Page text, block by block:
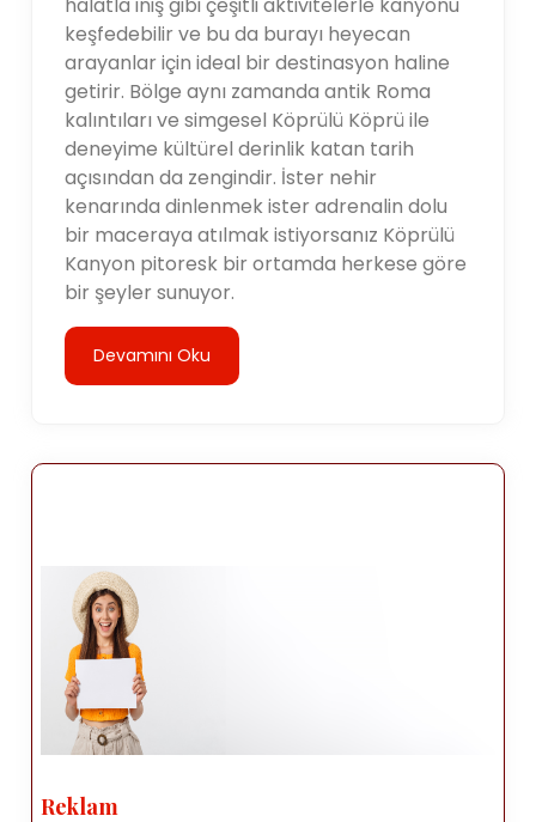
keşfedebilir ve bu da burayı heyecan
arayanlar için ideal bir destinasyon haline
getirir. Bölge aynı zamanda antik Roma
kalıntıları ve simgesel Köprülü Köprü ile
deneyime kültürel derinlik katan tarih
açısından da zengindir. İster nehir
kenarında dinlenmek ister adrenalin dolu
bir maceraya atılmak istiyorsanız Köprülü
Kanyon pitoresk bir ortamda herkese göre
bir şeyler sunuyor.
Devamını Oku
Reklam